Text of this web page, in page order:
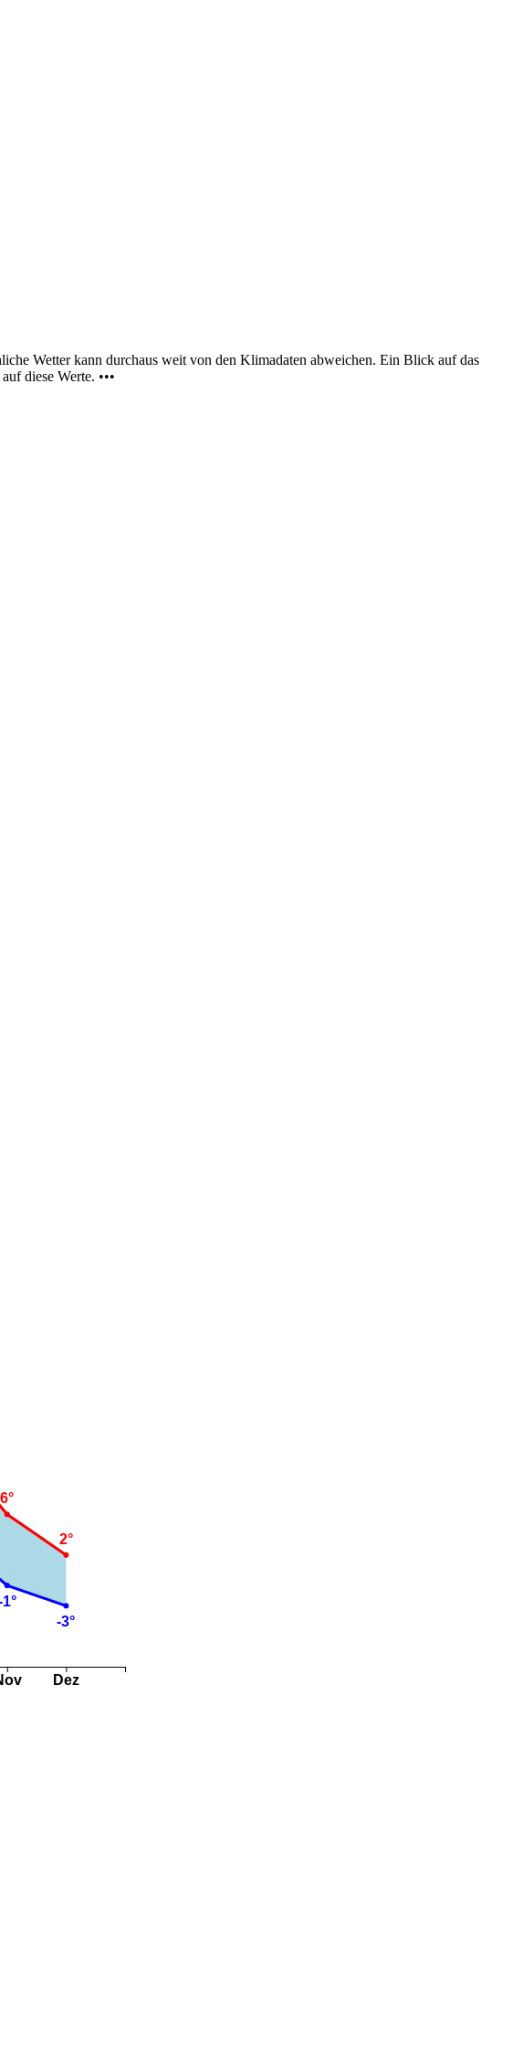
Wetter kann durchaus weit von den Klimadaten abweichen. Ein Blick auf das
diese Werte. •••